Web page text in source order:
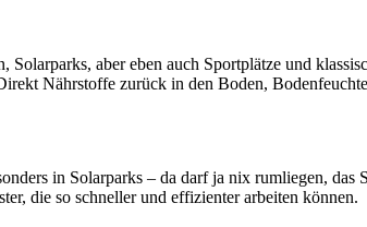
aber eben auch Sportplätze und
Nährstoffe zurück in den Boden,
in Solarparks – da darf ja nix rumliegen,
die so schneller und effizienter arbeiten können.